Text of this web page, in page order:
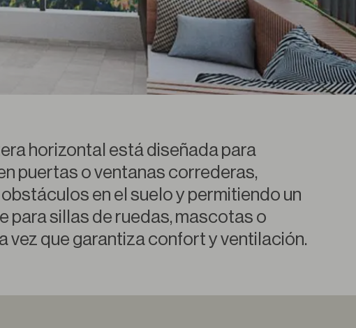
horizontal está diseñada para
puertas o ventanas correderas,
en el suelo y permitiendo un
para sillas de ruedas, mascotas o
vez que garantiza confort y ventilación.